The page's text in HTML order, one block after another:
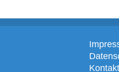
Kontakt